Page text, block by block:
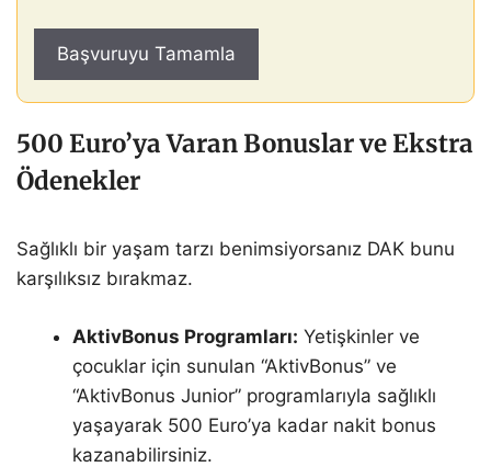
500 Euro’ya Varan Bonuslar ve Ekstra
Ödenekler
Sağlıklı bir yaşam tarzı benimsiyorsanız DAK bunu
karşılıksız bırakmaz.
AktivBonus Programları: Yetişkinler ve
çocuklar için sunulan “AktivBonus” ve
“AktivBonus Junior” programlarıyla sağlıklı
yaşayarak 500 Euro’ya kadar nakit bonus
kazanabilirsiniz.